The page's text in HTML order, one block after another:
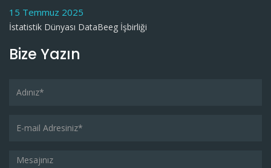
15 Temmuz 2025
İstatistik Dünyası DataBeeg İşbirliği
Bize Yazın